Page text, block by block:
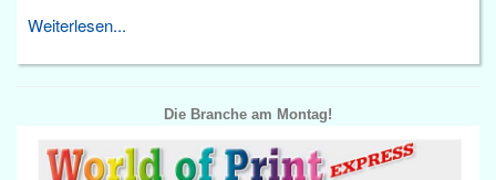
Weiterlesen...
Die Branche am Montag!